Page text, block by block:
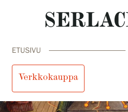
ETUSIVU
Verkkokauppa